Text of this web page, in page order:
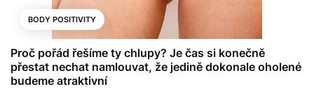
BODY POSITIVITY
Proč pořád řešíme ty chlupy? Je čas si konečně
přestat nechat namlouvat, že jedině dokonale oholené
budeme atraktivní